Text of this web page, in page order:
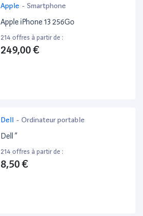
Apple - Smartphone
Apple iPhone 13 256Go
214 offres à partir de :
249,00 €
Dell - Ordinateur portable
Dell ”
214 offres à partir de :
8,50 €